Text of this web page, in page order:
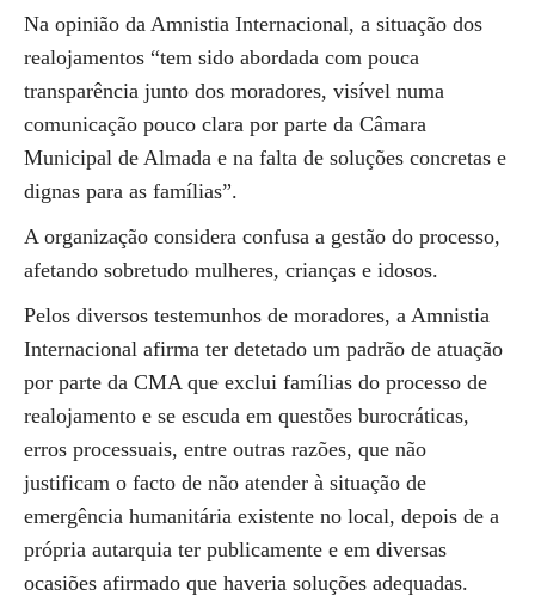
Na opinião da Amnistia Internacional, a situação dos
realojamentos “tem sido abordada com pouca
transparência junto dos moradores, visível numa
comunicação pouco clara por parte da Câmara
Municipal de Almada e na falta de soluções concretas e
dignas para as famílias”.
A organização considera confusa a gestão do processo,
afetando sobretudo mulheres, crianças e idosos.
Pelos diversos testemunhos de moradores, a Amnistia
Internacional afirma ter detetado um padrão de atuação
por parte da CMA que exclui famílias do processo de
realojamento e se escuda em questões burocráticas,
erros processuais, entre outras razões, que não
justificam o facto de não atender à situação de
emergência humanitária existente no local, depois de a
própria autarquia ter publicamente e em diversas
ocasiões afirmado que haveria soluções adequadas.